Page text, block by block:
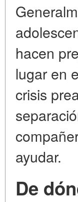
hacen
lugar en
crisis
ayudar.
De